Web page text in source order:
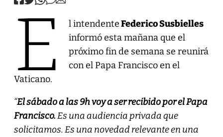
E l intendenteFederico Susbielles
informó esta mañana que el
próximo fin de semana se reunirá
con el Papa Francisco en el
Vaticano.
“El sábado a las 9h voy a ser recibido por el Papa
Francisco.Es una audiencia privada que
solicitamos. Es una novedad relevante en una